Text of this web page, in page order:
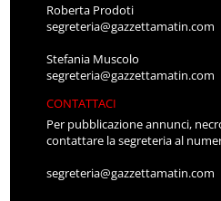
Roberta Prodoti
segreteria@gazzettamatin.com
Stefania Muscolo
segreteria@gazzettamatin.com
CONTATTACI
Per pubblicazione annunci,
contattare la segreteria al
segreteria@gazzettamatin.com